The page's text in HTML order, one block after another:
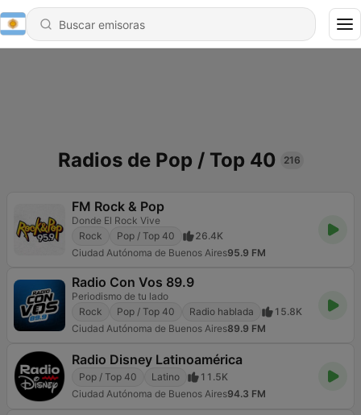
Radios de Pop / Top 40 216
FM Rock & Pop
Donde El Rock Vive
Rock
Pop / Top 40
26.4K
Ciudad Autónoma de Buenos Aires95.9 FM
Radio Con Vos 89.9
Periodismo de tu lado
Rock
Pop / Top 40 Radio hablada
15.8K
Ciudad Autónoma de Buenos Aires89.9 FM
Radio Disney Latinoamérica
Pop / Top 40 Latino
11.5K
Ciudad Autónoma de Buenos Aires94.3 FM